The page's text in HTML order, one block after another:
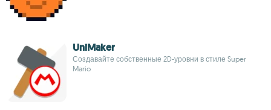
UniMaker
Создавайте собственные 2D-уровни в стиле Super
Mario